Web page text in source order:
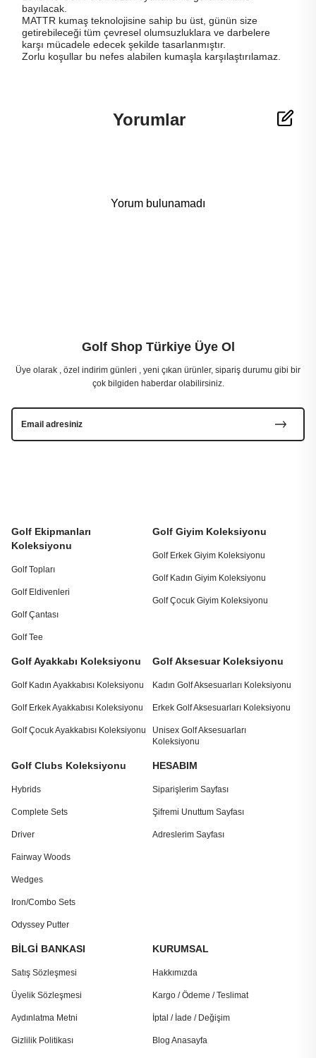
bayılacak.
MATTR kumaş teknolojisine sahip bu üst, günün size
getirebileceği tüm çevresel olumsuzluklara ve darbelere
karşı mücadele edecek şekilde tasarlanmıştır.
Zorlu koşullar bu nefes alabilen kumaşla karşılaştırılamaz
Yorumlar
Yorum bulunamadı
Golf Ekipmanları
Koleksiyonu
Golf Topları
Golf Eldivenleri
Golf Çantası
Golf Tee
Golf Giyim Koleksiyonu
Golf Erkek Giyim Koleksiyonu
Golf Kadın Giyim Koleksiyonu
Golf Çocuk Giyim Koleksiyonu
Golf Ayakkabı Koleksiyonu
Golf Kadın Ayakkabısı Koleksiyonu
Golf Erkek Ayakkabısı Koleksiyonu
Golf Çocuk Ayakkabısı Koleksiyonu
Golf Aksesuar Koleksiyonu
Kadın Golf Aksesuarları Koleksiyonu
Erkek Golf Aksesuarları Koleksiyonu
Unisex Golf Aksesuarları
Koleksiyonu
Golf Clubs Koleksiyonu
Hybrids
Complete Sets
Driver
Fairway Woods
Wedges
Iron/Combo Sets
Odyssey Putter
HESABIM
Siparişlerim Sayfası
Şifremi Unuttum Sayfası
Adreslerim Sayfası
BİLGİ BANKASI
Satış Sözleşmesi
Üyelik Sözleşmesi
Aydınlatma Metni
Gizlilik Politikası
KURUMSAL
Hakkımızda
Kargo / Ödeme / Teslimat
İptal / İade / Değişim
Blog Anasayfa
Golf Shop Türkiye Üye Ol
Üye olarak , özel indirim günleri , yeni çıkan ürünler, sipariş durumu gibi bir
çok bilgiden haberdar olabilirsiniz.